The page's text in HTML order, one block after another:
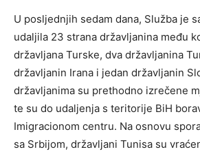
U posljednjih sedam dana, Služba je
udaljila 23 strana državljanina među
državljana Turske, dva državljanina
državljanin Irana i jedan državljanin
državljanima su prethodno izrečene
te su do udaljenja s teritorije BiH
Imigracionom centru. Na osnovu
sa Srbijom, državljani Tunisa su